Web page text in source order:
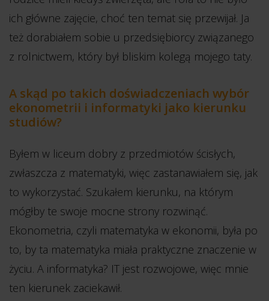
ich główne zajęcie, choć ten temat się przewijał. Ja
też dorabiałem sobie u przedsiębiorcy związanego
z rolnictwem, który był bliskim kolegą mojego taty.
A skąd po takich doświadczeniach wybór
ekonometrii i informatyki jako kierunku
studiów?
Byłem w liceum dobry z przedmiotów ścisłych,
zwłaszcza z matematyki, więc zastanawiałem się, jak
to wykorzystać. Szukałem kierunku, na którym
mógłby te swoje mocne strony rozwinąć.
Ekonometria, czyli matematyka w ekonomii, była po
to, by ta matematyka miała praktyczne znaczenie w
życiu. A informatyka? IT jest rozwojowe, więc mnie
ten kierunek zaciekawił.